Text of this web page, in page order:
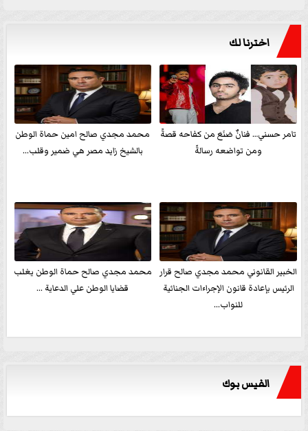
اخترنا لك
تامر حسني… فنانٌ صَنَعَ من كفاحه قصةً
ومن تواضعه رسالةً
محمد مجدي صالح امين حماة الوطن
بالشيخ زايد مصر هي ضمير وقلب...
الخبير القانوني محمد مجدي صالح قرار
الرئيس بإعادة قانون الإجراءات الجنائية
للنواب...
محمد مجدي صالح حماة الوطن يغلب
قضايا الوطن علي الدعاية ...
الفيس بوك